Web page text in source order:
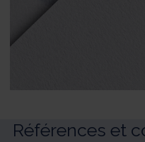
Références et